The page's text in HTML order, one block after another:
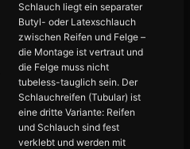
Schlauch liegt ein separater
Butyl- oder Latexschlauch
zwischen Reifen und Felge –
die Montage ist vertraut und
die Felge muss nicht
tubeless-tauglich sein. Der
Schlauchreifen (Tubular) ist
eine dritte Variante: Reifen
und Schlauch sind fest
verklebt und werden mit